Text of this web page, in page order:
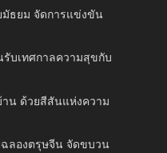
มัธยม จัดการแข่งขัน
รับเทศกาลความสุขกับ
น ด้วยสีสันแห่งความ
ฉลองตรุษจีน จัดขบวน